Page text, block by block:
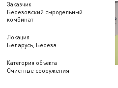
Заказчик
Березовский сыродельный
комбинат
Локация
Беларусь, Береза
Категория объекта
Очистные сооружения